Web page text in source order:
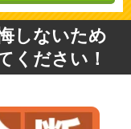
しないため
ください！